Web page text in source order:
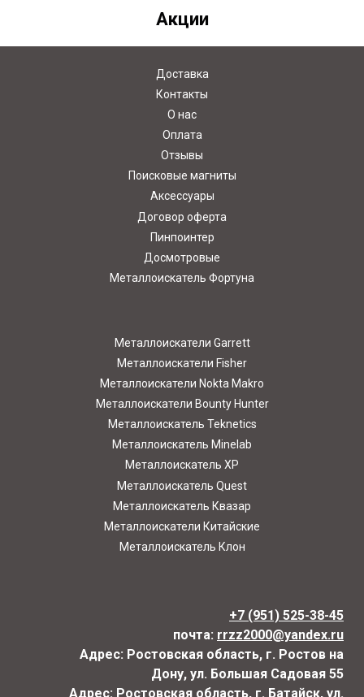
Акции
Доставка
Контакты
О нас
Оплата
Отзывы
Поисковые магниты
Аксессуары
Договор оферта
Пинпоинтер
Досмотровые
Металлоискатель Фортуна
Металлоискатели Garrett
Металлоискатели Fisher
Металлоискатели Nokta Makro
Металлоискатели Bounty Hunter
Металлоискатель Teknetics
Металлоискатель Minelab
Металлоискатель XP
Металлоискатель Quest
Металлоискатель Квазар
Металлоискатели Китайские
Металлоискатель Клон
+7 (951) 525-38-45
почта: rrzz2000@yandex.ru
Адрес: Ростовская область, г. Ростов на
Дону, ул. Большая Садовая 55
Адрес: Ростовская область, г. Батайск, ул.